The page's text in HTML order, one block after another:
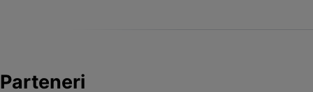
Parteneri